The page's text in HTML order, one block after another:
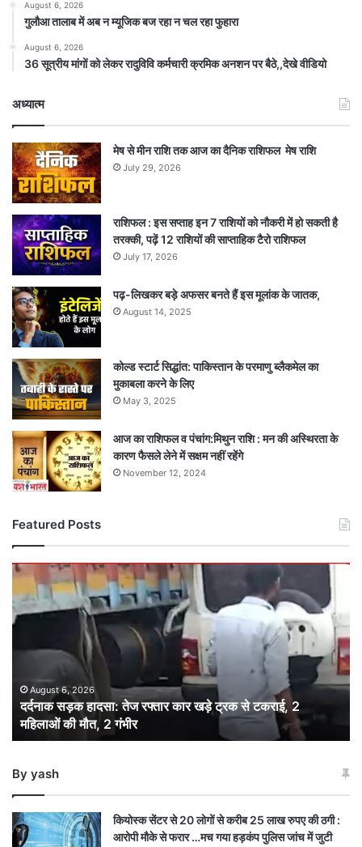
August 6, 2026
गुलौआ तालाब में अब न म्यूजिक बज रहा न चल रहा फुहारा
August 6, 2026
36 सूत्रीय मांगों को लेकर रादुविवि कर्मचारी क्रमिक अनशन पर बैठे,,देखे वीडियो
अध्यात्म
मेष से मीन राशि तक आज का दैनिक राशिफल मेष राशि
July 29, 2026
राशिफल : इस सप्ताह इन 7 राशियों को नौकरी में हो सकती है
तरक्की, पढ़ें 12 राशियों की साप्ताहिक टैरो राशिफल
July 17, 2026
पढ़-लिखकर बड़े अफसर बनते हैं इस मूलांक के जातक,
August 14, 2025
कोल्ड स्टार्ट सिद्धांत: पाकिस्तान के परमाणु ब्लैकमेल का
मुकाबला करने के लिए
May 3, 2025
आज का राशिफल व पंचांग:मिथुन राशि : मन की अस्थिरता के
कारण फैसले लेने में सक्षम नहीं रहेंगे
November 12, 2024
Featured Posts
दर्दनाक
हादसा:
तेज
कार
ट्रक
टकराई,
2
की
गंभीर
August 6, 2026
दर्दनाक सड़क हादसा: तेज रफ्तार कार खड़े ट्रक से टकराई, 2
महिलाओं की मौत, 2 गंभीर
By yash
कियोस्क सेंटर से 20 लोगों से करीब 25 लाख रुपए की ठगी :
आरोपी मौके से फरार …मच गया हड़कंप पुलिस जांच में जुटी